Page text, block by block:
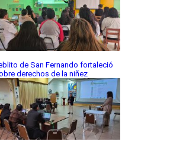
de San Fernando fortaleció
derechos de la niñez